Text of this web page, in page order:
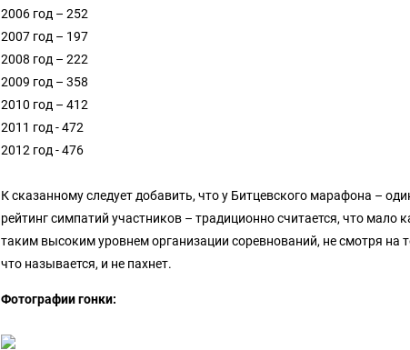
2006 год – 252
2007 год – 197
2008 год – 222
2009 год – 358
2010 год – 412
2011 год - 472
2012 год - 476
К сказанному следует добавить, что у Битцевского марафона –
рейтинг симпатий участников – традиционно считается, что мало
таким высоким уровнем организации соревнований, не смотря
что называется, и не пахнет.
Фотографии гонки: